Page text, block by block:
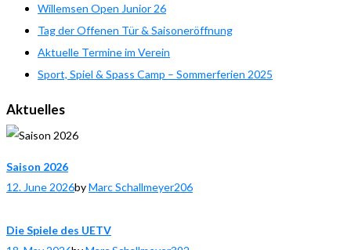
Willemsen Open Junior 26
Tag der Offenen Tür & Saisoneröffnung
Aktuelle Termine im Verein
Sport, Spiel & Spass Camp – Sommerferien 2025
Aktuelles
Saison 2026
12. June 2026byMarc Schallmeyer206
Die Spiele des UETV